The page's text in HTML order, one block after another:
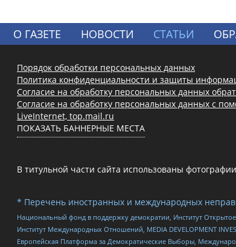
О ГАЗЕТЕ НОВОСТИ СТАТЬИ
Порядок обработки персональных данных
Политика конфиденциальности и защиты
Согласие на обработку персональных данных
Согласие на обработку персональных данных с
LiveInternet, top.mail.ru
ПОКАЗАТЬ БАННЕРНЫЕ МЕСТА
В титульной части сайта использованы
* Перечень иностранных и международных
Национальный фонд в поддержку демократии, Институт
Институт Международных Отношений, MEDIA DEVELOPMENT
Европейская Платформа за Демократические Выборы,